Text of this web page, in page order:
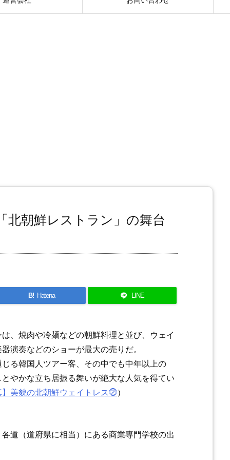
朝鮮レストラン」の舞台
B! Hatena LINE
、焼肉や冷麺などの朝鮮料理と並び、ウェイ
演奏などのショーが最大の売りだ。
る韓国人ツアー客、その中でも中年以上の
やかな立ち居振る舞いが絶大な人気を得てい
】美貌の北朝鮮ウェイトレス⓶）
道（道府県に相当）にある商業専門学校の出